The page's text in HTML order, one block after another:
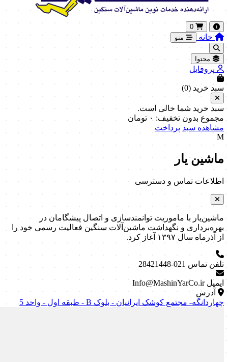
0
خانه منو
محتوا
پروفایل
سبد خرید (0
)
سبد خرید شما خالی است.
مجموع بدون تخفیف: ۰ تومان
مشاهده سبد پرداخت
M
ماشین یار
اطلاعات تماس و دسترسی
ماشین‌یار با ماموریت توانمندسازی و اتصال پیشگامان در
بهره‌برداری و نگهداشت ماشین‌آلات سنگین فعالیت رسمی خود را
از آذرماه سال ۱۳۹۷ آغاز کرد.
تلفن تماس 021-28421448
ایمیل Info@MashinYarCo.ir
آدرس
چهاردانگه- مجتمع کوشک ایرانیان - بلوک B - طبقه اول - واحد 5